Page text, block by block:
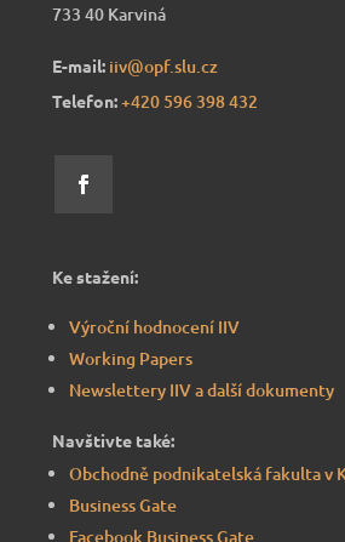
733 40 Karviná
E-mail: iiv@opf.slu.cz
Telefon:+420 596 398 432
Ke stažení:
Výroční hodnocení IIV
Working Papers
Newslettery IIV a další dokumenty
Navštivte také:
Obchodně podnikatelská fakulta v
Business Gate
Facebook Business Gate